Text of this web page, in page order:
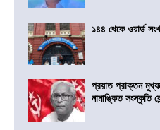
১৪৪ থেকে ওয়ার্ড
প্রয়াত প্রাক্তন
নামাঙ্কিত সংস্কৃতি